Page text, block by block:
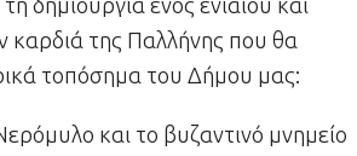
δημιουργία ενός ενιαίου και
καρδιά της Παλλήνης που θα
τοπόσημα του Δήμου μας:
και το βυζαντινό μνημείο